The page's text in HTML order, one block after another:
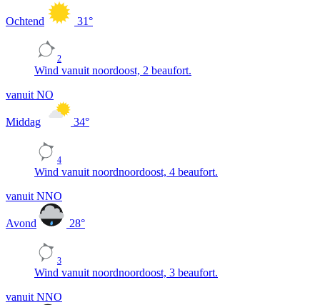
Ochtend 31°
2
Wind vanuit noordoost, 2 beaufort.
vanuit NO
Middag 34°
4
Wind vanuit noordnoordoost, 4 beaufort.
vanuit NNO
Avond 28°
3
Wind vanuit noordnoordoost, 3 beaufort.
vanuit NNO